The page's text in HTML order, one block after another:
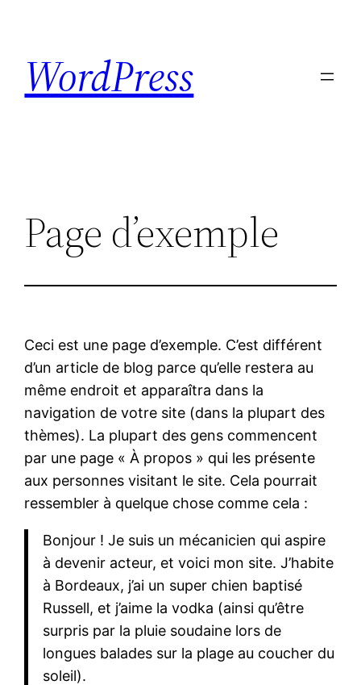
content
WordPress
Page d’exemple
Ceci est une page d’exemple. C’est différent
d’un article de blog parce qu’elle restera au
même endroit et apparaîtra dans la
navigation de votre site (dans la plupart des
thèmes). La plupart des gens commencent
par une page « À propos » qui les présente
aux personnes visitant le site. Cela pourrait
ressembler à quelque chose comme cela :
Bonjour ! Je suis un mécanicien qui aspire
à devenir acteur, et voici mon site. J’habite
à Bordeaux, j’ai un super chien baptisé
Russell, et j’aime la vodka (ainsi qu’être
surpris par la pluie soudaine lors de
longues balades sur la plage au coucher du
soleil).